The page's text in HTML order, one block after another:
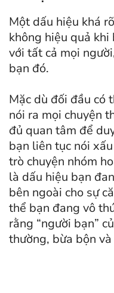
Một dấu hiệu khá
không hiệu quả
với tất cả mọi
bạn đó.
Mặc dù đối đầu có
nói ra mọi chuyện
đủ quan tâm để
bạn liên tục nói
trò chuyện nhóm
là dấu hiệu bạn
bên ngoài cho sự
thể bạn đang vô
rằng “người bạn”
thường, bừa bộn